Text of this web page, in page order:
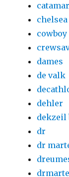
cowboy
dames
de valk
dehler
dekzeil
dr
dr